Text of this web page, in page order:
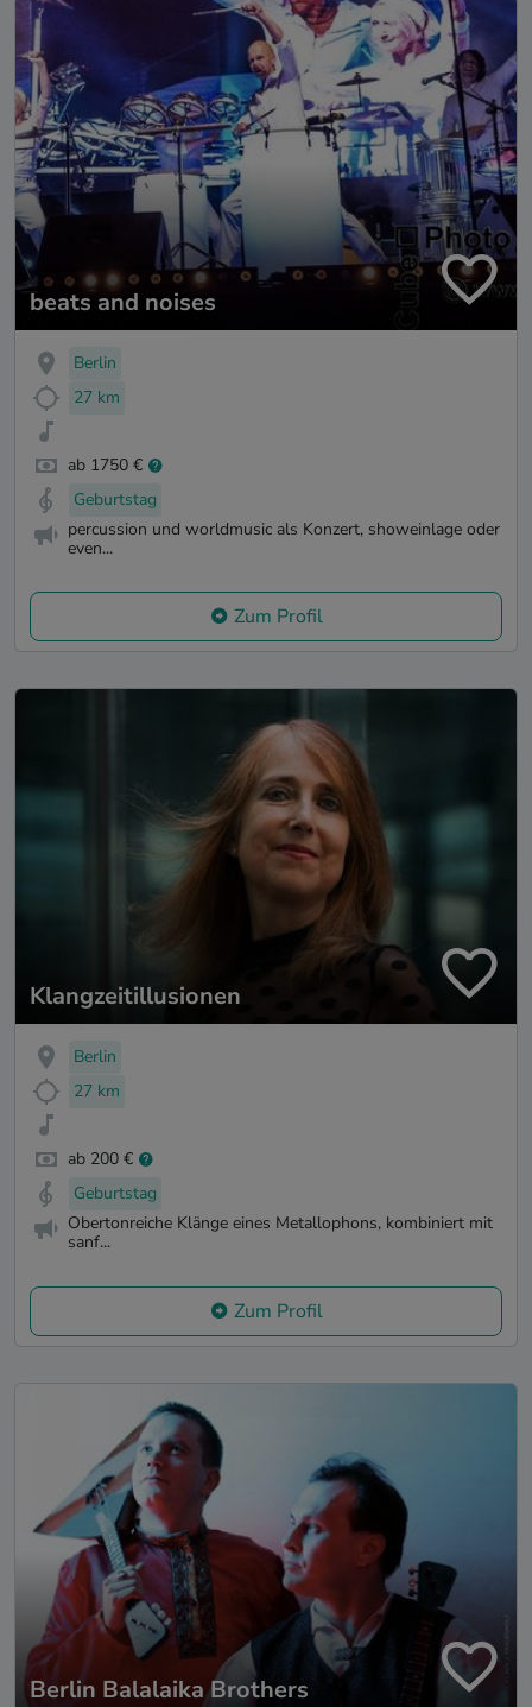
beats and noises
Berlin
27 km
ab 1750 €
Geburtstag
percussion und worldmusic als Konzert, showeinlage oder
even...
Zum Profil
Klangzeitillusionen
Berlin
27 km
ab 200 €
Geburtstag
Obertonreiche Klänge eines Metallophons, kombiniert mit
sanf...
Zum Profil
Berlin Balalaika Brothers